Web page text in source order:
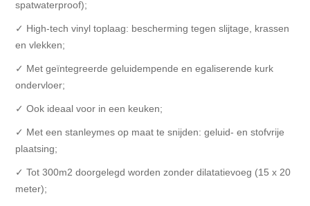
spatwaterproof);
✓ High-tech vinyl toplaag: bescherming tegen slijtage, krassen
en vlekken;
✓ Met geïntegreerde geluidempende en egaliserende kurk
ondervloer;
✓ Ook ideaal voor in een keuken;
✓ Met een stanleymes op maat te snijden: geluid- en stofvrije
plaatsing;
✓ Tot 300m2 doorgelegd worden zonder dilatatievoeg (15 x 20
meter);